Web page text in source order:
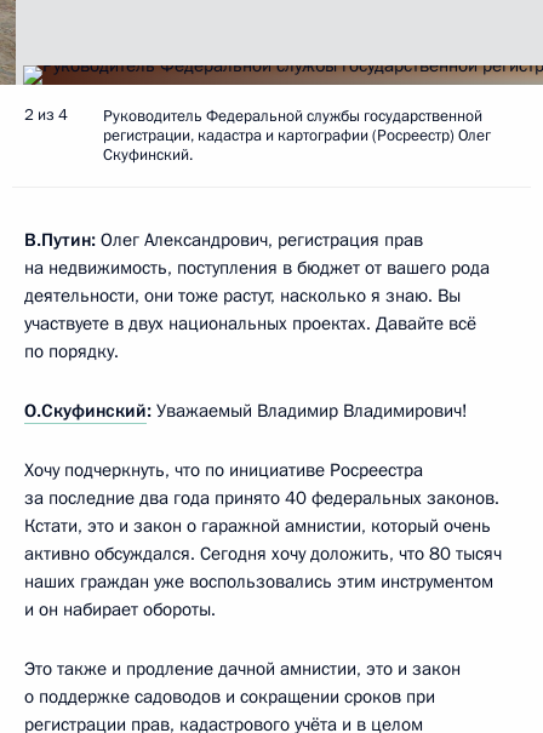
2 из 4
Руководитель Федеральной службы государственной
регистрации, кадастра и картографии (Росреестр) Олег
Скуфинский.
В.Путин: Олег Александрович, регистрация прав
на недвижимость, поступления в бюджет от вашего рода
деятельности, они тоже растут, насколько я знаю. Вы
участвуете в двух национальных проектах. Давайте всё
по порядку.
О.Скуфинский: Уважаемый Владимир Владимирович!
Хочу подчеркнуть, что по инициативе Росреестра
за последние два года принято 40 федеральных законов.
Кстати, это и закон о гаражной амнистии, который очень
активно обсуждался. Сегодня хочу доложить, что 80 тысяч
наших граждан уже воспользовались этим инструментом
и он набирает обороты.
Это также и продление дачной амнистии, это и закон
о поддержке садоводов и сокращении сроков при
регистрации прав, кадастрового учёта и в целом